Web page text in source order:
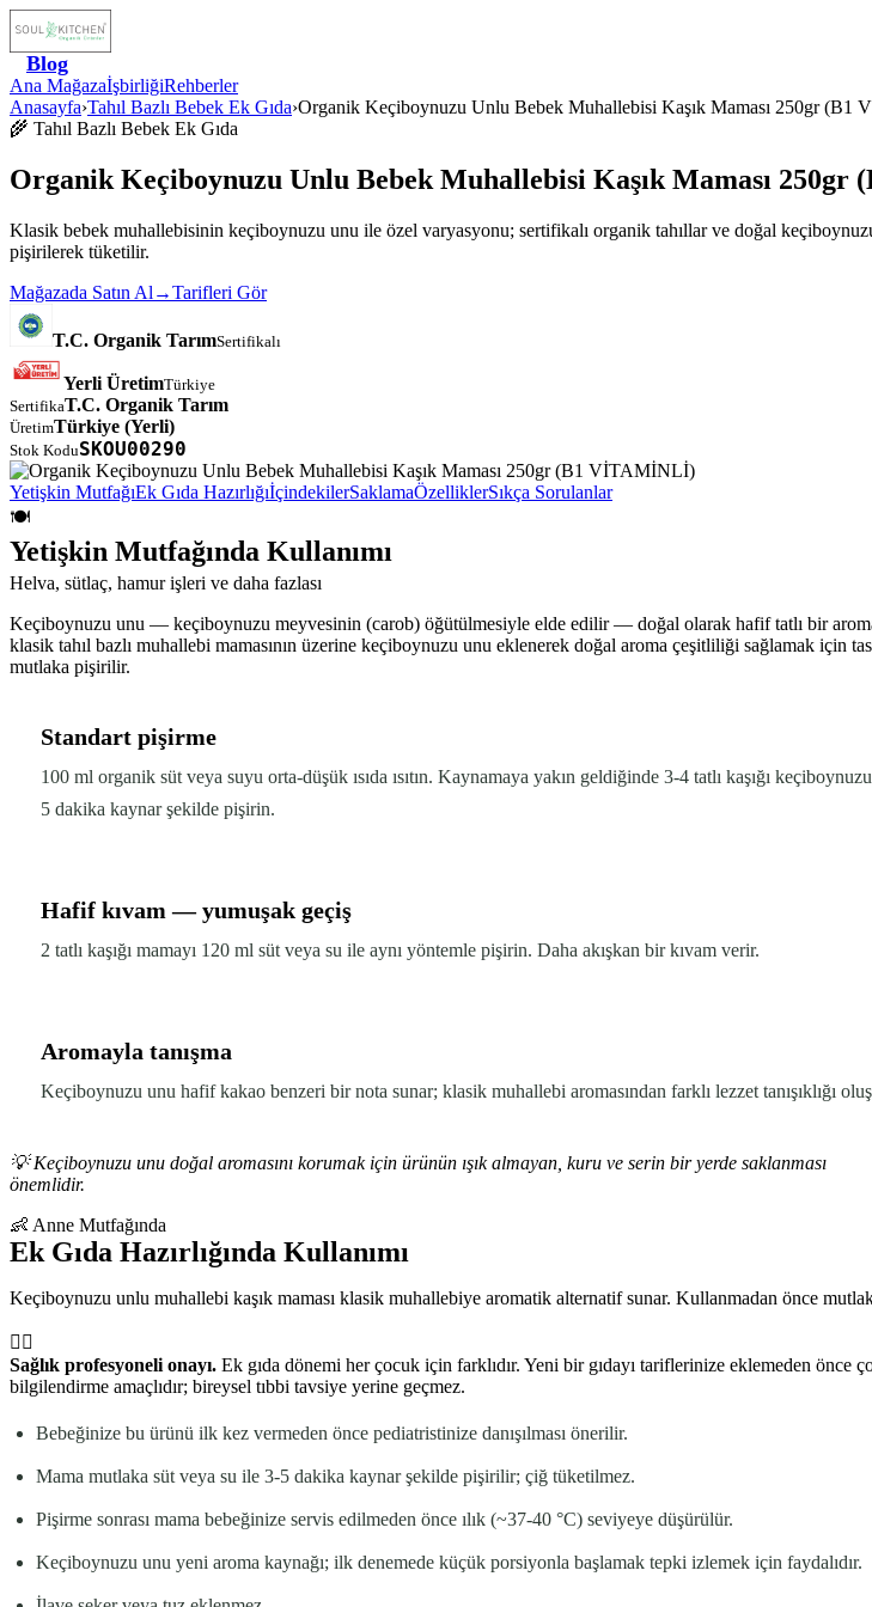
Blog
Ana MağazaİşbirliğiRehberler
Anasayfa›Tahıl Bazlı Bebek Ek Gıda›Organik Keçiboynuzu Unlu Bebek Muhallebisi Kaşık Maması 250gr (B1
🌾 Tahıl Bazlı Bebek Ek Gıda
Organik Keçiboynuzu Unlu Bebek Muhallebisi Kaşık Maması
Klasik bebek muhallebisinin keçiboynuzu unu ile özel varyasyonu; sertifikalı organik tahıllar ve doğal
pişirilerek tüketilir.
Mağazada Satın Al →Tarifleri Gör
T.C. Organik TarımSertifikalı
Yerli ÜretimTürkiye
SertifikaT.C. Organik Tarım
ÜretimTürkiye (Yerli)
Stok KoduSKOU00290
Yetişkin MutfağıEk Gıda HazırlığıİçindekilerSaklamaÖzelliklerSıkça Sorulanlar
🍽️
Yetişkin Mutfağında Kullanımı
Helva, sütlaç, hamur işleri ve daha fazlası
Keçiboynuzu unu — keçiboynuzu meyvesinin (carob) öğütülmesiyle elde edilir — doğal olarak hafif tatlı bir
klasik tahıl bazlı muhallebi mamasının üzerine keçiboynuzu unu eklenerek doğal aroma çeşitliliği sağlamak için
mutlaka pişirilir.
Standart pişirme
100 ml organik süt veya suyu orta-düşük ısıda ısıtın. Kaynamaya yakın geldiğinde 3-4 tatlı kaşığı
5 dakika kaynar şekilde pişirin.
Hafif kıvam — yumuşak geçiş
2 tatlı kaşığı mamayı 120 ml süt veya su ile aynı yöntemle pişirin. Daha akışkan bir kıvam verir.
Aromayla tanışma
Keçiboynuzu unu hafif kakao benzeri bir nota sunar; klasik muhallebi aromasından farklı lezzet tanışıklığı
💡Keçiboynuzu unu doğal aromasını korumak için ürünün ışık almayan, kuru ve serin bir yerde saklanması
önemlidir.
👶 Anne Mutfağında
Ek Gıda Hazırlığında Kullanımı
Keçiboynuzu unlu muhallebi kaşık maması klasik muhallebiye aromatik alternatif sunar. Kullanmadan önce
👩‍⚕️
Sağlık profesyoneli onayı. Ek gıda dönemi her çocuk için farklıdır. Yeni bir gıdayı tariflerinize eklemeden önce
bilgilendirme amaçlıdır; bireysel tıbbi tavsiye yerine geçmez.
Bebeğinize bu ürünü ilk kez vermeden önce pediatristinize danışılması önerilir.
Mama mutlaka süt veya su ile 3-5 dakika kaynar şekilde pişirilir; çiğ tüketilmez.
Pişirme sonrası mama bebeğinize servis edilmeden önce ılık (~37-40 °C) seviyeye düşürülür.
Keçiboynuzu unu yeni aroma kaynağı; ilk denemede küçük porsiyonla başlamak tepki izlemek için faydalıdır.